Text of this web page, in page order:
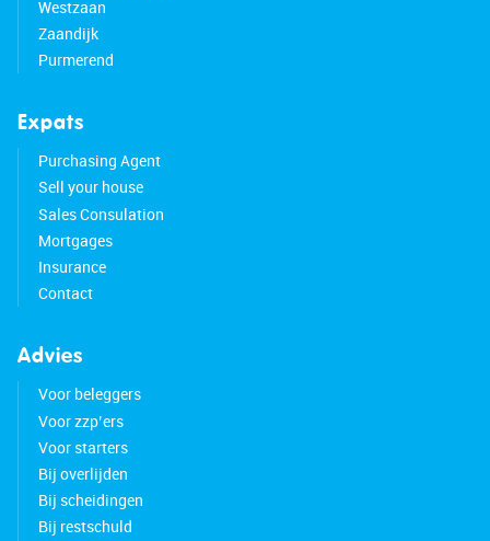
Westzaan
Zaandijk
Purmerend
Expats
Purchasing Agent
Sell your house
Sales Consulation
Mortgages
Insurance
Contact
Advies
Voor beleggers
Voor zzp’ers
Voor starters
Bij overlijden
Bij scheidingen
Bij restschuld